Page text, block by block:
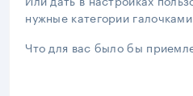
нужные категории
Что для вас было бы